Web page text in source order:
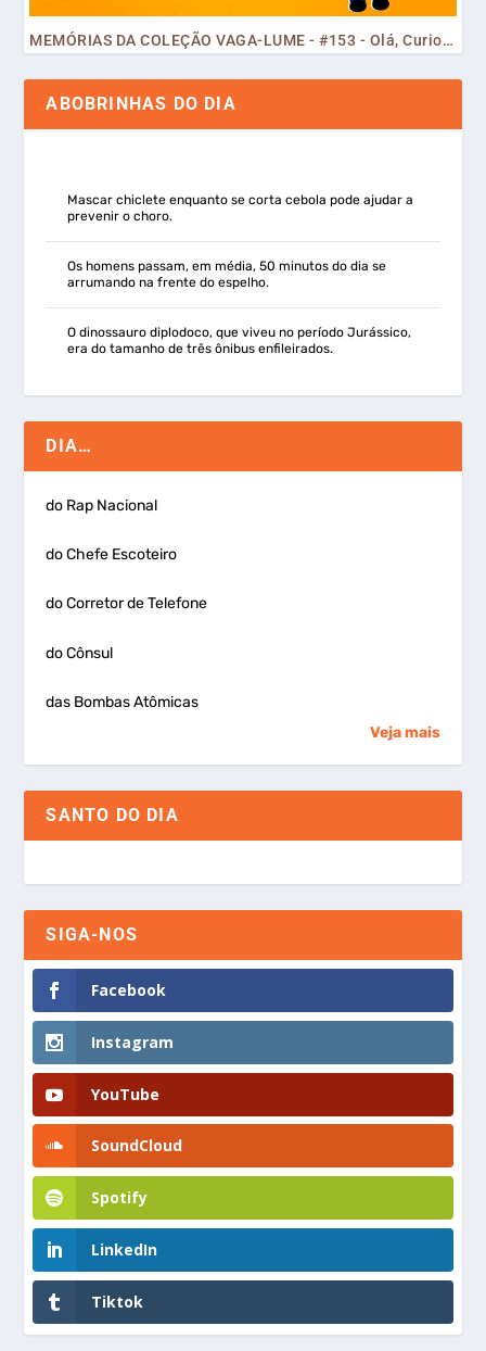
MEMÓRIAS DA COLEÇÃO VAGA-LUME - #153 - Olá, Curiosos! 2023
ABOBRINHAS DO DIA
Mascar chiclete enquanto se corta cebola pode ajudar a
prevenir o choro.
Os homens passam, em média, 50 minutos do dia se
arrumando na frente do espelho.
O dinossauro diplodoco, que viveu no período Jurássico,
era do tamanho de três ônibus enfileirados.
DIA…
do Rap Nacional
do Chefe Escoteiro
do Corretor de Telefone
do Cônsul
das Bombas Atômicas
Veja mais
SANTO DO DIA
SIGA-NOS
Facebook
Instagram
YouTube
SoundCloud
Spotify
LinkedIn
Tiktok